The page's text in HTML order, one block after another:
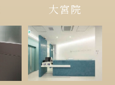
大宮院